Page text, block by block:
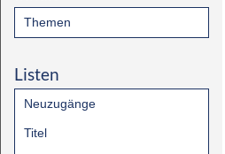
Themen
Listen
Neuzugänge
Titel